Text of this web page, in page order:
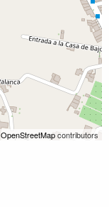
OpenStreetMapcontributors